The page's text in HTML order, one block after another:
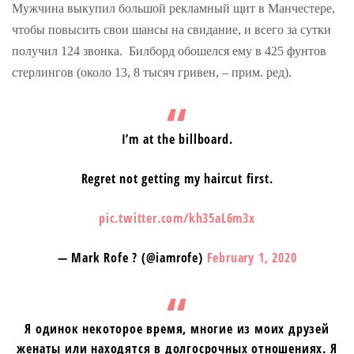
Мужчина выкупил большой рекламный щит в Манчестере,
чтобы повысить свои шансы на свидание, и всего за сутки
получил 124 звонка. Билборд обошелся ему в 425 фунтов
стерлингов (около 13, 8 тысяч гривен, – прим. ред).
I’m at the billboard.
Regret not getting my haircut first.
pic.twitter.com/kh35aL6m3x
— Mark Rofe ? (@iamrofe) February 1, 2020
Я одинок некоторое время, многие из моих друзей
женаты или находятся в долгосрочных отношениях. Я